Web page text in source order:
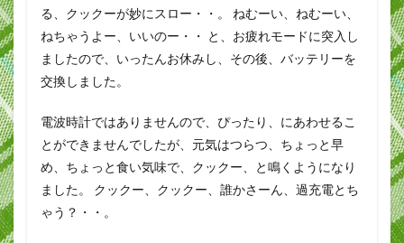
る、クックーが妙にスロー・・。 ねむーい、ねむーい、
ねちゃうよー、いいのー・・ と、お疲れモードに突入し
ましたので、いったんお休みし、その後、バッテリーを
交換しました。
電波時計ではありませんので、ぴったり、にあわせるこ
とができませんでしたが、元気はつらつ、ちょっと早
め、ちょっと食い気味で、クックー、と鳴くようになり
ました。 クックー、クックー、誰かさーん、過充電とち
ゃう？・・。